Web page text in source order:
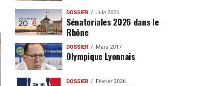
DOSSIER Juin 2026
Sénatoriales 2026 dans le
Rhône
DOSSIER Mars 2017
Olympique Lyonnais
DOSSIER Février 2026